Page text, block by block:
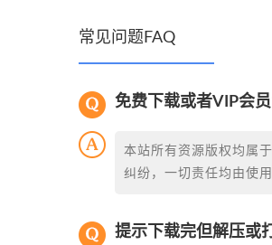
常见问题FAQ
免费下载或者VIP会
本站所有资源版权均属
纠纷，一切责任均由使
提示下载完但解压或